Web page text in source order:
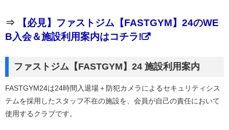
⇒
【必見】ファストジム【FASTGYM】24のWE
B入会＆施設利用案内はコチラ!
ファストジム【FASTGYM】24 施設利用案内
FASTGYM24は24時間入退場＋防犯カメラによるセキュリティシス
テムを採用したスタッフ不在の施設を、会員が自己の責任において
使用するクラブです。